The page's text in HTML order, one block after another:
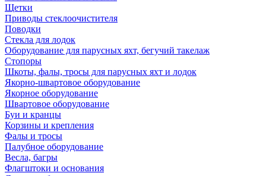
Щетки
Приводы стеклоочистителя
Поводки
Стекла для лодок
Оборудование для парусных яхт, бегучий такелаж
Стопоры
Шкоты, фалы, тросы для парусных яхт и лодок
Якорно-швартовое оборудование
Якорное оборудование
Швартовое оборудование
Буи и кранцы
Корзины и крепления
Фалы и тросы
Палубное оборудование
Весла, багры
Флагштоки и основания